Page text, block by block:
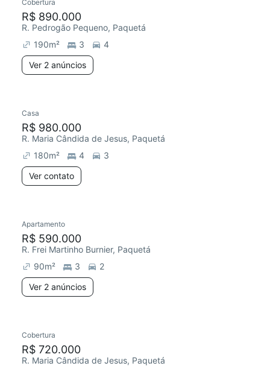
Cobertura
R$ 890.000
R. Pedrogão Pequeno, Paquetá
190m² 3
4
Ver 2 anúncios
Casa
R$ 980.000
R. Maria Cândida de Jesus, Paquetá
180m² 4
3
Ver contato
Apartamento
R$ 590.000
R. Frei Martinho Burnier, Paquetá
90m² 3
2
Ver 2 anúncios
Cobertura
R$ 720.000
R. Maria Cândida de Jesus, Paquetá